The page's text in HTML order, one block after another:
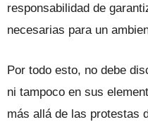
responsabilidad de
necesarias para un
Por todo esto, no debe
ni tampoco en sus
más allá de las protestas